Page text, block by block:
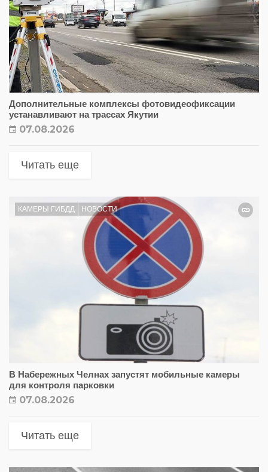
Дополнительные комплексы фотовидеофиксации
устанавливают на трассах Якутии
07.08.2026
Читать еще
КАМЕРЫ ГИБДД НОВОСТИ
В Набережных Челнах запустят мобильные камеры
для контроля парковки
07.08.2026
Читать еще